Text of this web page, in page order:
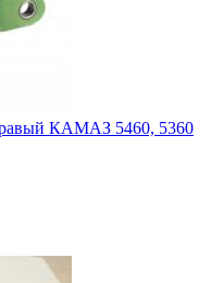
КАМАЗ 5460, 5360